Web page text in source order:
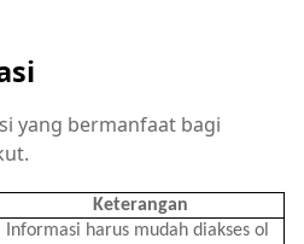
yang bermanfaat bagi
Keterangan
Informasi harus mudah diakses ol